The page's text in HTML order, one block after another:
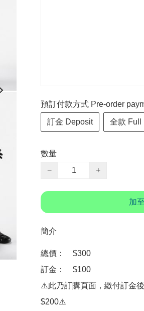
預訂付款方式 Pre-order
訂金 Deposit 全款 Full
數量
−
+
加
簡介
總價：　$300
訂金：　$100
⚠️此乃訂購頁面，繳付訂金
$200⚠️